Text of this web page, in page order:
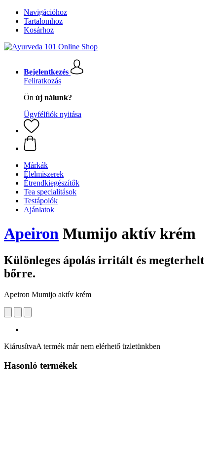
Navigációhoz
Tartalomhoz
Kosárhoz
Bejelentkezés
Feliratkozás
Ön új nálunk?
Ügyfélfiók nyitása
Márkák
Élelmiszerek
Étrendkiegészítők
Tea specialitások
Testápolók
Ajánlatok
Apeiron Mumijo aktív krém
Különleges ápolás irritált és megterhelt
bőrre.
Apeiron Mumijo aktív krém
KiárusítvaA termék már nem elérhető üzletünkben
Hasonló termékek